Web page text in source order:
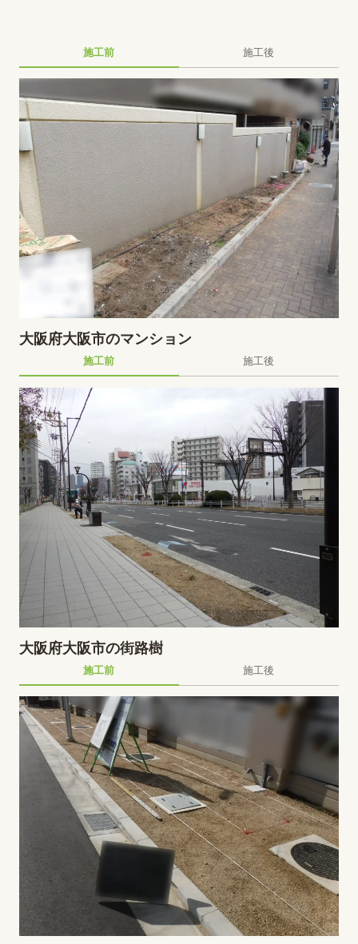
施工前 施工後
大阪府大阪市のマンション
施工前 施工後
大阪府大阪市の街路樹
施工前 施工後